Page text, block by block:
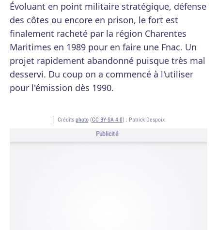
Évoluant en point militaire stratégique, défense
des côtes ou encore en prison, le fort est
finalement racheté par la région Charentes
Maritimes en 1989 pour en faire une Fnac. Un
projet rapidement abandonné puisque très mal
desservi. Du coup on a commencé à l'utiliser
pour l'émission dès 1990.
Crédits photo(CC BY-SA 4.0) : Patrick Despoix
Publicité